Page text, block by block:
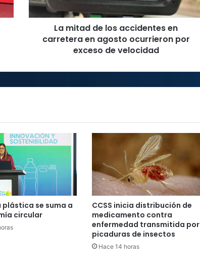
en
agosto
ocurrieron
velocidad
La mitad de los accidentes en
carretera en agosto ocurrieron por
exceso de velocidad
se suma a
circular
CCSS inicia distribución de
medicamento contra
enfermedad transmitida por
picaduras de insectos
Hace 14 horas